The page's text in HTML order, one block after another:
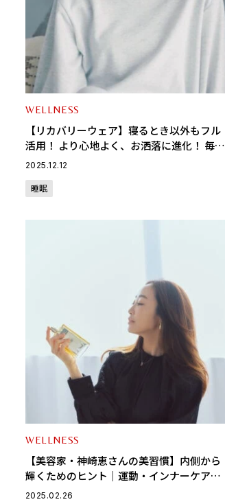
WELLNESS
【リカバリーウェア】寝るとき以外もフル
活用！ より心地よく、お洒落に進化！ 毎日
がもっと素敵になる「リカバリープロラ
2025.12.12
睡眠
WELLNESS
【美容家・神崎恵さんの美習慣】内側から
輝くためのヒント｜運動・インナーケア・
睡眠の質向上
2025.02.26